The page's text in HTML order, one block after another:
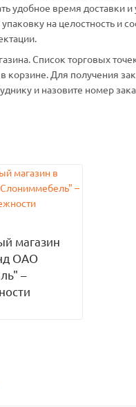
удобное время доставки и
на целостность и
Список торговых
корзине. Для получения
и назовите номер
магазин
ОАО
–